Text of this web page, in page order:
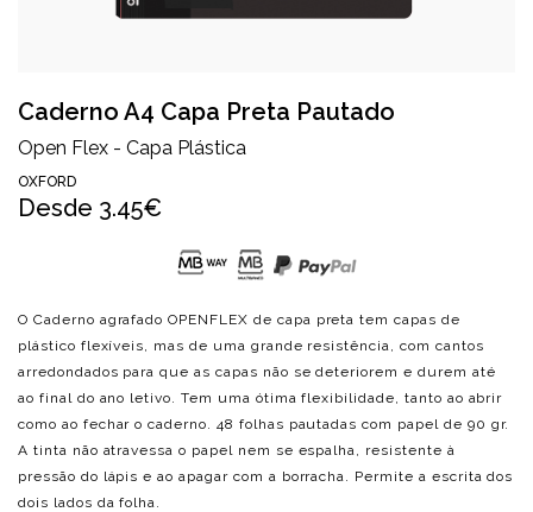
Caderno A4 Capa Preta Pautado
Open Flex - Capa Plástica
OXFORD
Desde 3.45€
O Caderno agrafado OPENFLEX de capa preta tem capas de
plástico flexíveis, mas de uma grande resistência, com cantos
arredondados para que as capas não se deteriorem e durem até
ao final do ano letivo. Tem uma ótima flexibilidade, tanto ao abrir
como ao fechar o caderno. 48 folhas pautadas com papel de 90 gr.
A tinta não atravessa o papel nem se espalha, resistente à
pressão do lápis e ao apagar com a borracha. Permite a escrita dos
dois lados da folha.